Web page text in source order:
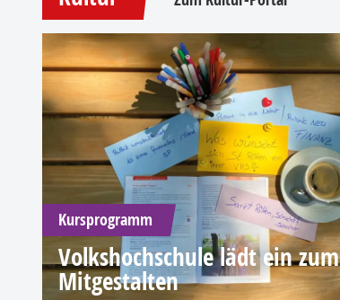
Kursprogramm
Volkshochschule lädt ein zum
Mitgestalten